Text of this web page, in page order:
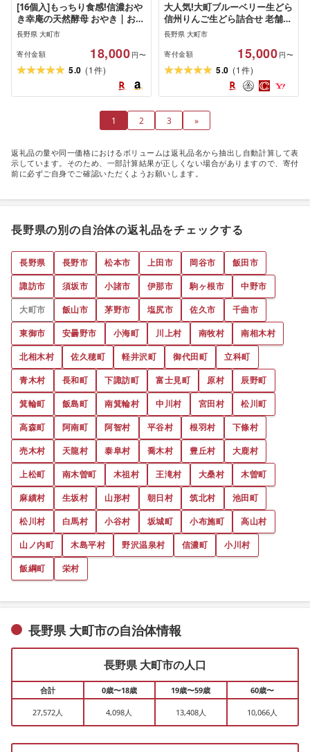
[16個入]もっちり食感!信濃おや
き幸庵の天然酵母 おやき | おや
き 無添加 天然酵母 信州 郷土料
理 人気 おすすめ 惣菜 野菜入り
ヘルシー 冷凍食品 おかず おつ
まみ 保存食 送料無料 長野県 大
町市 ふるさと納税
長野県 大町市
寄付金額 18,000 円〜
5.0 (1件)
大人気!大町ブルーベリー生どら
信州りんご生どら詰合せ 老舗
和菓子 どら焼き 食べ比べ 長野
県 大町市
長野県 大町市
寄付金額 15,000 円〜
5.0 (1件)
1 2 3 »
返礼品の量や同一価格におけるボリュームは返礼品名から抽出し自動計算して表
示しています。そのため、一部計算結果が正しくない場合がありますので、寄付
前に必ずご自身でご確認いただくようお願いします。
長野県の別の自治体の返礼品をチェックする
長野県 長野市 松本市 上田市 岡谷市
飯田市
諏訪市
須坂市 小諸市 伊那市 駒ヶ根市
中野市
大町市
飯山市 茅野市 塩尻市 佐久市
千曲市
東御市
安曇野市 小海町 川上村 南牧村
南相木村
北相木村
佐久穂町 軽井沢町 御代田町
立科町
青木村
長和町 下諏訪町 富士見町 原村
辰野町
箕輪町
飯島町 南箕輪村 中川村 宮田村
松川町
高森町
阿南町 阿智村 平谷村 根羽村
下條村
売木村
天龍村 泰阜村 喬木村 豊丘村
大鹿村
上松町
南木曽町 木祖村 王滝村 大桑村
木曽町
麻績村
生坂村 山形村 朝日村 筑北村
池田町
松川村
白馬村 小谷村 坂城町 小布施町
高山村
山ノ内町
木島平村 野沢温泉村 信濃町
小川村
飯綱町
栄村
長野県 大町市の自治体情報
長野県 大町市の人口
合計
27,572人
0歳〜18歳
4,098人
19歳〜59歳
13,408人
60歳〜
10,066人